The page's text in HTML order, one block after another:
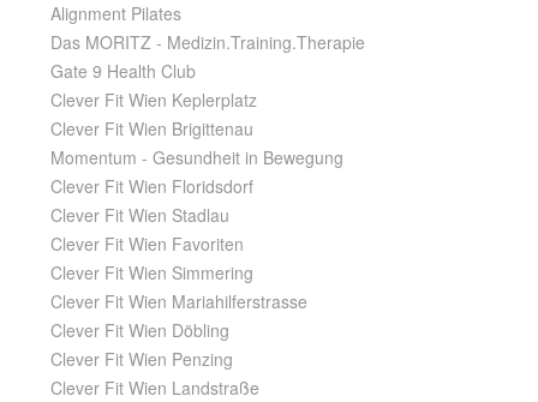
Alignment Pilates
Das MORITZ - Medizin.Training.Therapie
Gate 9 Health Club
Clever Fit Wien Keplerplatz
Clever Fit Wien Brigittenau
Momentum - Gesundheit in Bewegung
Clever Fit Wien Floridsdorf
Clever Fit Wien Stadlau
Clever Fit Wien Favoriten
Clever Fit Wien Simmering
Clever Fit Wien Mariahilferstrasse
Clever Fit Wien Döbling
Clever Fit Wien Penzing
Clever Fit Wien Landstraße